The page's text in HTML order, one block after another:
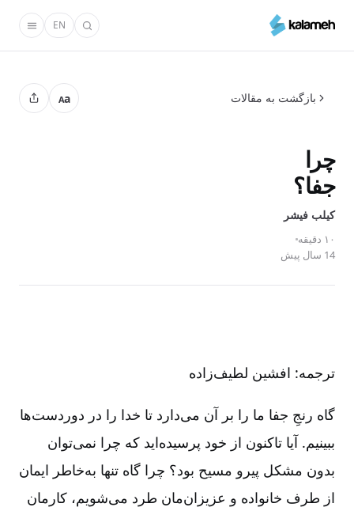
محتوای
EN
بازگشت به مقالات Aa
چرا
جفا؟
کیلب فیشر
۱۰ دقیقه
14 سال پیش
ترجمه: افشین ‌‌لطیف‌‌زاده
گاه رنجِ جفا ما را بر آن می‌‌دارد تا خدا را در دوردست‌‌ها
ببینیم. آیا تاکنون از خود پرسیده‌‌اید که چرا نمی‌‌توان
بدون مشکل پیرو مسیح بود؟ چرا گاه تنها به‌‌خاطر ایمان
از طرف خانواده و عزیزان‌‌مان طرد می‌‌شویم، کارمان